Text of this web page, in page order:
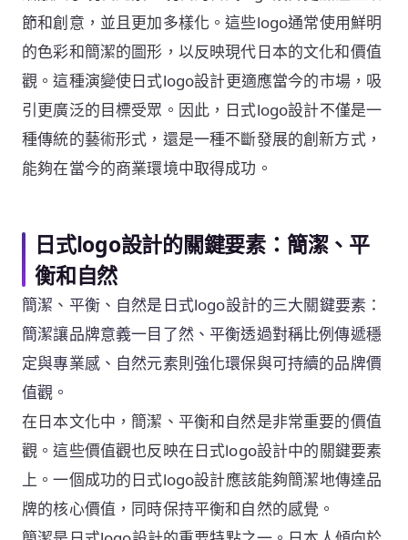
節和創意，並且更加多樣化。這些logo通常使用鮮明
的色彩和簡潔的圖形，以反映現代日本的文化和價值
觀。這種演變使日式logo設計更適應當今的市場，吸
引更廣泛的目標受眾。因此，日式logo設計不僅是一
種傳統的藝術形式，還是一種不斷發展的創新方式，
能夠在當今的商業環境中取得成功。
日式logo設計的關鍵要素：簡潔、平
衡和自然
簡潔、平衡、自然是日式logo設計的三大關鍵要素：
簡潔讓品牌意義一目了然、平衡透過對稱比例傳遞穩
定與專業感、自然元素則強化環保與可持續的品牌價
值觀。
在日本文化中，簡潔、平衡和自然是非常重要的價值
觀。這些價值觀也反映在日式logo設計中的關鍵要素
上。一個成功的日式logo設計應該能夠簡潔地傳達品
牌的核心價值，同時保持平衡和自然的感覺。